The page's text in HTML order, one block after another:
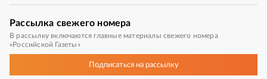
Рассылка свежего номера
В рассылку включаются главные материалы свежего номера
«Российской Газеты»
Подписатьсяна рассылку